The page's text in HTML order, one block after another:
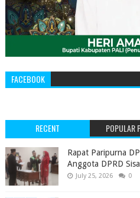
FACEBOOK
RECENT POPULAR
‎Rapat Paripurna
Anggota DPRD
July 25, 2026 0